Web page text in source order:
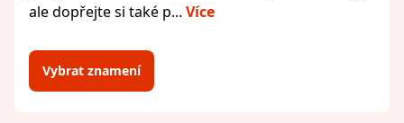
ale dopřejte si také p... Více
Vybrat znamení